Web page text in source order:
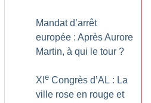
Mandat d’arrêt
europée : Après Aurore
Martin, à qui le tour ?
XI e Congrès d’AL : La
ville rose en rouge et